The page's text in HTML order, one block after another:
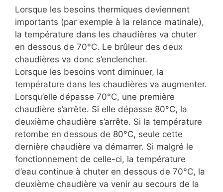
Lorsque les besoins thermiques deviennent
importants (par exemple à la relance matinale),
la température dans les chaudières va chuter
en dessous de 70°C. Le brûleur des deux
chaudières va donc s’enclencher.
Lorsque les besoins vont diminuer, la
température dans les chaudières va augmenter.
Lorsqu’elle dépasse 70°C, une première
chaudière s’arrête. Si elle dépasse 80°C, la
deuxième chaudière s’arrête. Si la température
retombe en dessous de 80°C, seule cette
dernière chaudière va démarrer. Si malgré le
fonctionnement de celle-ci, la température
d’eau continue à chuter en dessous de 70°C, la
deuxième chaudière va venir au secours de la